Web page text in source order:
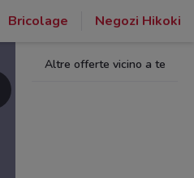
Bricolage Negozi Hikoki
Altre offerte vicino a te